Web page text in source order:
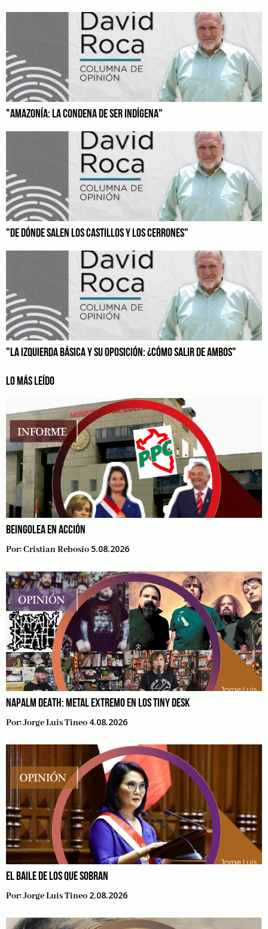
"AMAZONÍA: LA CONDENA DE SER INDÍGENA"
"DE DÓNDE SALEN LOS CASTILLOS Y LOS CERRONES"
"LA IZQUIERDA BÁSICA Y SU OPOSICIÓN: ¿CÓMO SALIR DE AMBOS"
LO MÁS LEÍDO
BEINGOLEA EN ACCIÓN
Por:Cristian Rebosio 5.08.2026
NAPALM DEATH: METAL EXTREMO EN LOS TINY DESK
Por:Jorge Luis Tineo 4.08.2026
EL BAILE DE LOS QUE SOBRAN
Por:Jorge Luis Tineo 2.08.2026